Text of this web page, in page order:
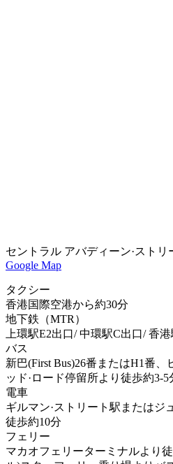
セントラル アバディーン·ストリ
Google Map
タクシー
香港国際空港から約30分
地下鉄（MTR）
上環駅E2出口/ 中環駅C出口/ 香
バス
新巴(First Bus)26番またはH1番、
ッド·ロード停留所より徒歩約3-5
電車
ギルマン·ストリート駅またはジ
徒歩約10分
フェリー
マカオフェリーターミナルより